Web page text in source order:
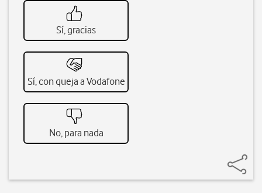
Sí, gracias
Sí, con queja a Vodafone
No, para nada